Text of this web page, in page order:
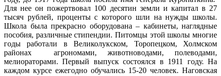
Для нее он пожертвовал 100 десятин земли и капитал в 27
тысяч рублей, проценты с которого шли на нужды школы.
Школа была прекрасно оборудована – кабинеты, наглядные
пособия, различные стипендии. Питомцы этой школы многие
годы работали в Великолукском, Торопецком, Холмском
районах агрономами, животноводами, полеводами,
мелиораторами. Первый выпуск состоялся в 1911 году. На
каждом курсе ежегодно обучались 15-20 человек. Наговская